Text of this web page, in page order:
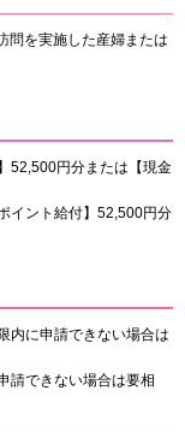
問を実施した産婦または
52,500円分または【現金
イント給付】52,500円分
内に申請できない場合は
請できない場合は要相